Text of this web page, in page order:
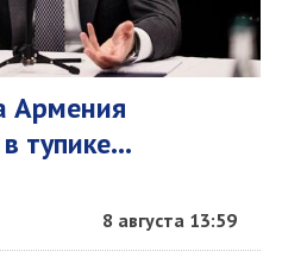
Армения
тупике...
8 августа 13:59